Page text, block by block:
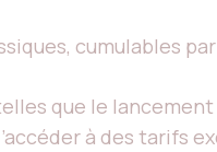
cumulables
que le
à des tarifs